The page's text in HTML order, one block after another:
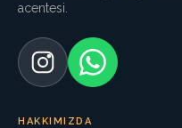
acentesi.
HAKKIMIZDA